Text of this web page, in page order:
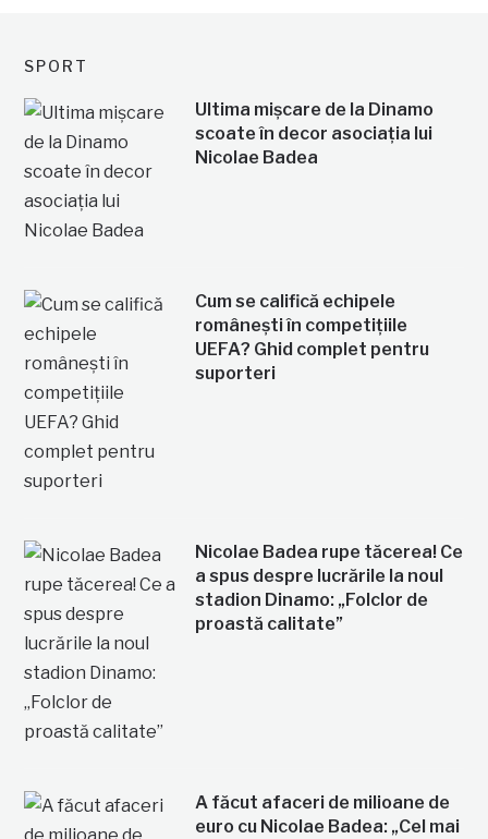
SPORT
Ultima mișcare de la Dinamo
scoate în decor asociația lui
Nicolae Badea
Cum se califică echipele
românești în competițiile
UEFA? Ghid complet pentru
suporteri
Nicolae Badea rupe tăcerea! Ce
a spus despre lucrările la noul
stadion Dinamo: „Folclor de
proastă calitate”
A făcut afaceri de milioane de
euro cu Nicolae Badea: „Cel mai